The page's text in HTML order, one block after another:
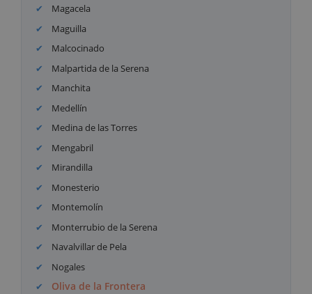
Magacela
Maguilla
Malcocinado
Malpartida de la Serena
Manchita
Medellín
Medina de las Torres
Mengabril
Mirandilla
Monesterio
Montemolín
Monterrubio de la Serena
Navalvillar de Pela
Nogales
Oliva de la Frontera